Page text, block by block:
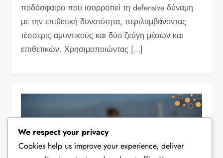
ποδόσφαιρο που ισορροπεί τη defensive δύναμη
με την επιθετική δυνατότητα, περιλαμβάνοντας
τέσσερις αμυντικούς και δύο ζεύγη μέσων και
επιθετικών. Χρησιμοποιώντας […]
We respect your privacy
Cookies help us improve your experience, deliver